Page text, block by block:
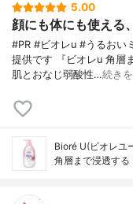
5.00
顔にも体にも使える
#PR #ビオレu #うるおい
提供です 『ビオレu 角層
肌とおなじ弱酸性…続き
Bioré U(ビオレユ
角層まで浸透する